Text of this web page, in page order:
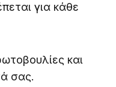
για κάθε
και
σας.